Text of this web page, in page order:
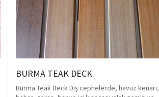
BURMA TEAK DECK
Burma Teak Deck Dış cephelerde, havuz kenarı,